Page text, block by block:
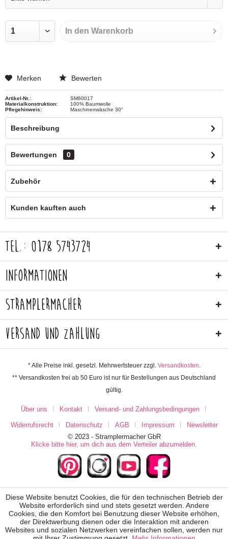
In den Warenkorb
Merken Bewerten
Artikel-Nr.:
SM60017
Materialkonstruktion:
100% Baumwolle
Pflegehinweis:
Maschinenwäsche 30°
Beschreibung
Bewertungen 0
Zubehör
Kunden kauften auch
Tel.: 0178 5743724
Informationen
Stramplermacher
Versand und Zahlung
* Alle Preise inkl. gesetzl. Mehrwertsteuer zzgl. Versandkosten.
** Versandkosten frei ab 50 Euro ist nur für Bestellungen aus Deutschland
gültig.
Über uns Kontakt Versand- und Zahlungsbedingungen
Widerrufsrecht Datenschutz AGB Impressum
Newsletter
© 2023 - Stramplermacher GbR
Klicke bitte hier, um dich aus dem Verteiler abzumelden.
Diese Website benutzt Cookies, die für den technischen Betrieb der
Website erforderlich sind und stets gesetzt werden. Andere
Cookies, die den Komfort bei Benutzung dieser Website erhöhen,
der Direktwerbung dienen oder die Interaktion mit anderen
Websites und sozialen Netzwerken vereinfachen sollen, werden nur